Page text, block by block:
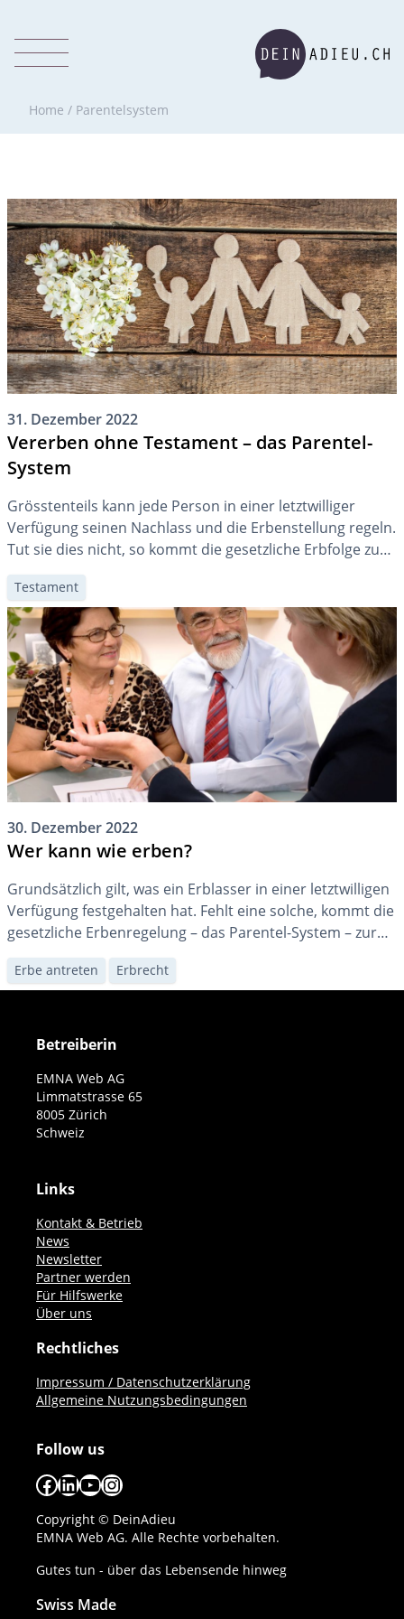
Home / Parentelsystem
31. Dezember 2022
Vererben ohne Testament – das Parentel-
System
Grösstenteils kann jede Person in einer letztwilliger
Verfügung seinen Nachlass und die Erbenstellung regeln.
Tut sie dies nicht, so kommt die gesetzliche Erbfolge zur
Anwendung. Diese unterscheidet unterschiedliche
„Kreise“ von Erbberechtigten.
Testament
30. Dezember 2022
Wer kann wie erben?
Grundsätzlich gilt, was ein Erblasser in einer letztwilligen
Verfügung festgehalten hat. Fehlt eine solche, kommt die
gesetzliche Erbenregelung – das Parentel-System – zur
Anwendung. Dem Ehegatten kommt dabei eine
bevorzugte Rolle zu.
Erbe antreten Erbrecht
Betreiberin
EMNA Web AG
Limmatstrasse 65
8005 Zürich
Schweiz
Links
Kontakt & Betrieb
News
Newsletter
Partner werden
Für Hilfswerke
Über uns
Rechtliches
Impressum / Datenschutzerklärung
Allgemeine Nutzungsbedingungen
Follow us
Facebook
LinkedIn
YouTube
Instagram
Copyright © DeinAdieu
EMNA Web AG. Alle Rechte vorbehalten.
Gutes tun - über das Lebensende hinweg
Swiss Made